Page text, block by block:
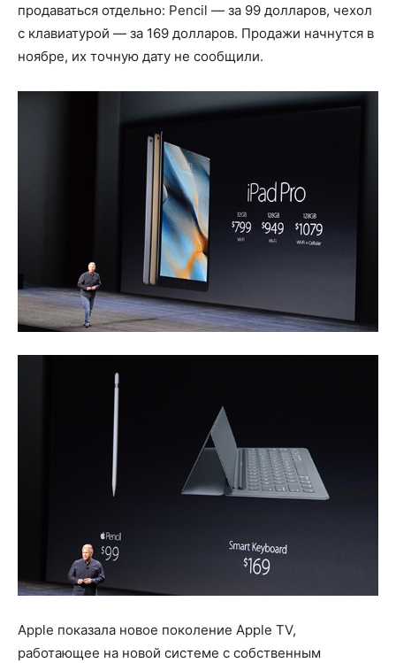
продаваться отдельно: Pencil — за 99 долларов, чехол
с клавиатурой — за 169 долларов. Продажи начнутся в
ноябре, их точную дату не сообщили.
Apple показала новое поколение Apple TV,
работающее на новой системе с собственным